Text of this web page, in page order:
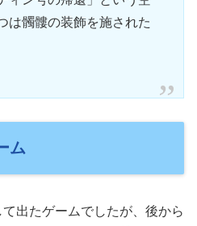
は髑髏の装飾を施された
ム
出たゲームでしたが、後から